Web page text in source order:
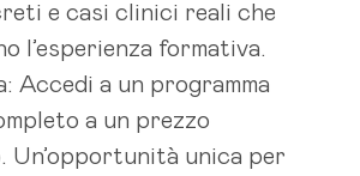
e casi clinici reali che
l’esperienza formativa.
Accedi a un programma
a un prezzo
Un’opportunità unica per